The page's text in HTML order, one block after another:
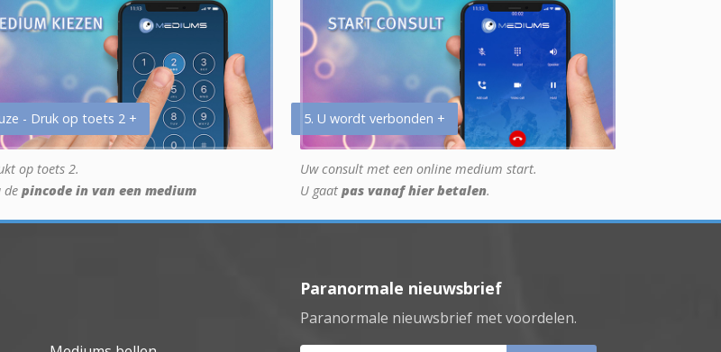
- Druk op toets 2 +
op toets 2.
de pincode in van een medium
5. U wordt verbonden +
Uw consult met een online medium start.
U gaat pas vanaf hier betalen.
Paranormale nieuwsbrief
Paranormale nieuwsbrief met voordelen.